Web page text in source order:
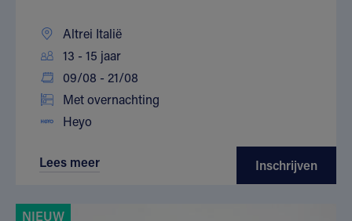
Altrei Italië
13 - 15 jaar
09/08 - 21/08
Met overnachting
Heyo
Lees meer Inschrijven
NIEUW